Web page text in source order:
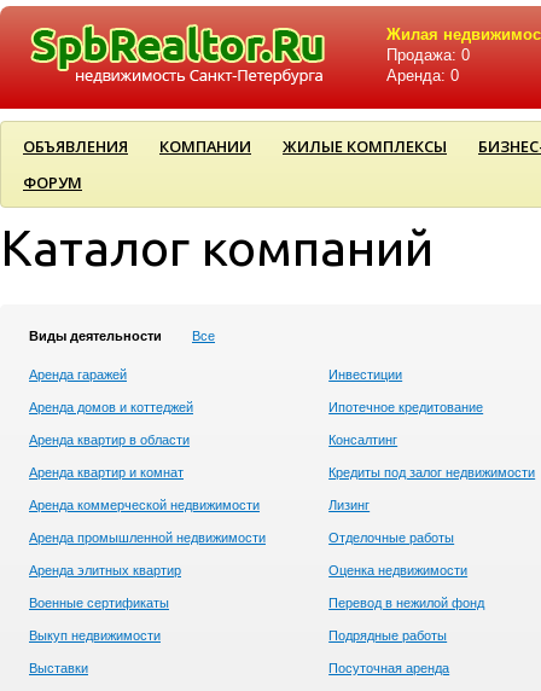
Жилая
Продажа: 0
Аренда: 0
ОБЪЯВЛЕНИЯ КОМПАНИИ ЖИЛЫЕ КОМПЛЕКСЫ
ФОРУМ
Каталог компаний
Виды деятельности Все
Аренда гаражей
Аренда домов и коттеджей
Аренда квартир в области
Аренда квартир и комнат
Аренда коммерческой недвижимости
Аренда промышленной недвижимости
Аренда элитных квартир
Военные сертификаты
Выкуп недвижимости
Выставки
Инвестиции
Ипотечное кредитование
Консалтинг
Кредиты под залог недвижимости
Лизинг
Отделочные работы
Оценка недвижимости
Перевод в нежилой фонд
Подрядные работы
Посуточная аренда